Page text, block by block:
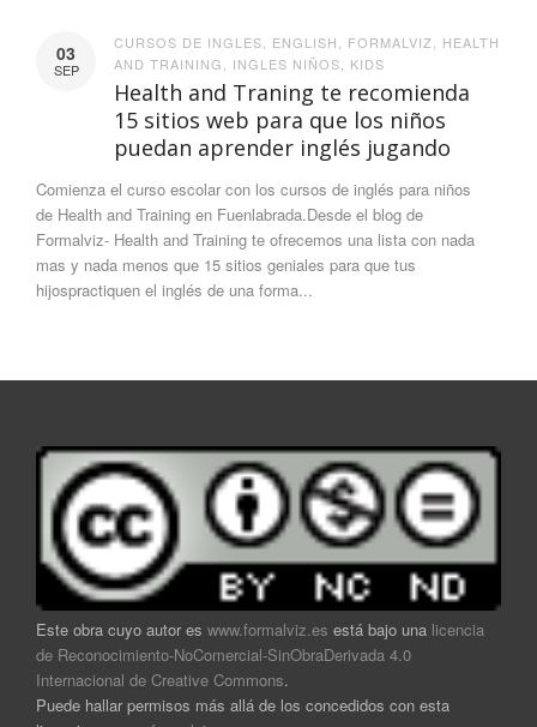
03
SEP
CURSOS DE INGLES ENGLISH FORMALVIZ
HEALTH
AND TRAINING
INGLES NIÑOS KIDS
Health and Traning te recomienda
15 sitios web para que los niños
puedan aprender inglés jugando
Comienza el curso escolar con los cursos de inglés para niños
de Health and Training en Fuenlabrada.Desde el blog de
Formalviz- Health and Training te ofrecemos una lista con nada
mas y nada menos que 15 sitios geniales para que tus
hijospractiquen el inglés de una forma...
Este obra cuyo autor es www.formalviz.es está bajo una licencia
de Reconocimiento-NoComercial-SinObraDerivada 4.0
Internacional de Creative Commons.
Puede hallar permisos más allá de los concedidos con esta